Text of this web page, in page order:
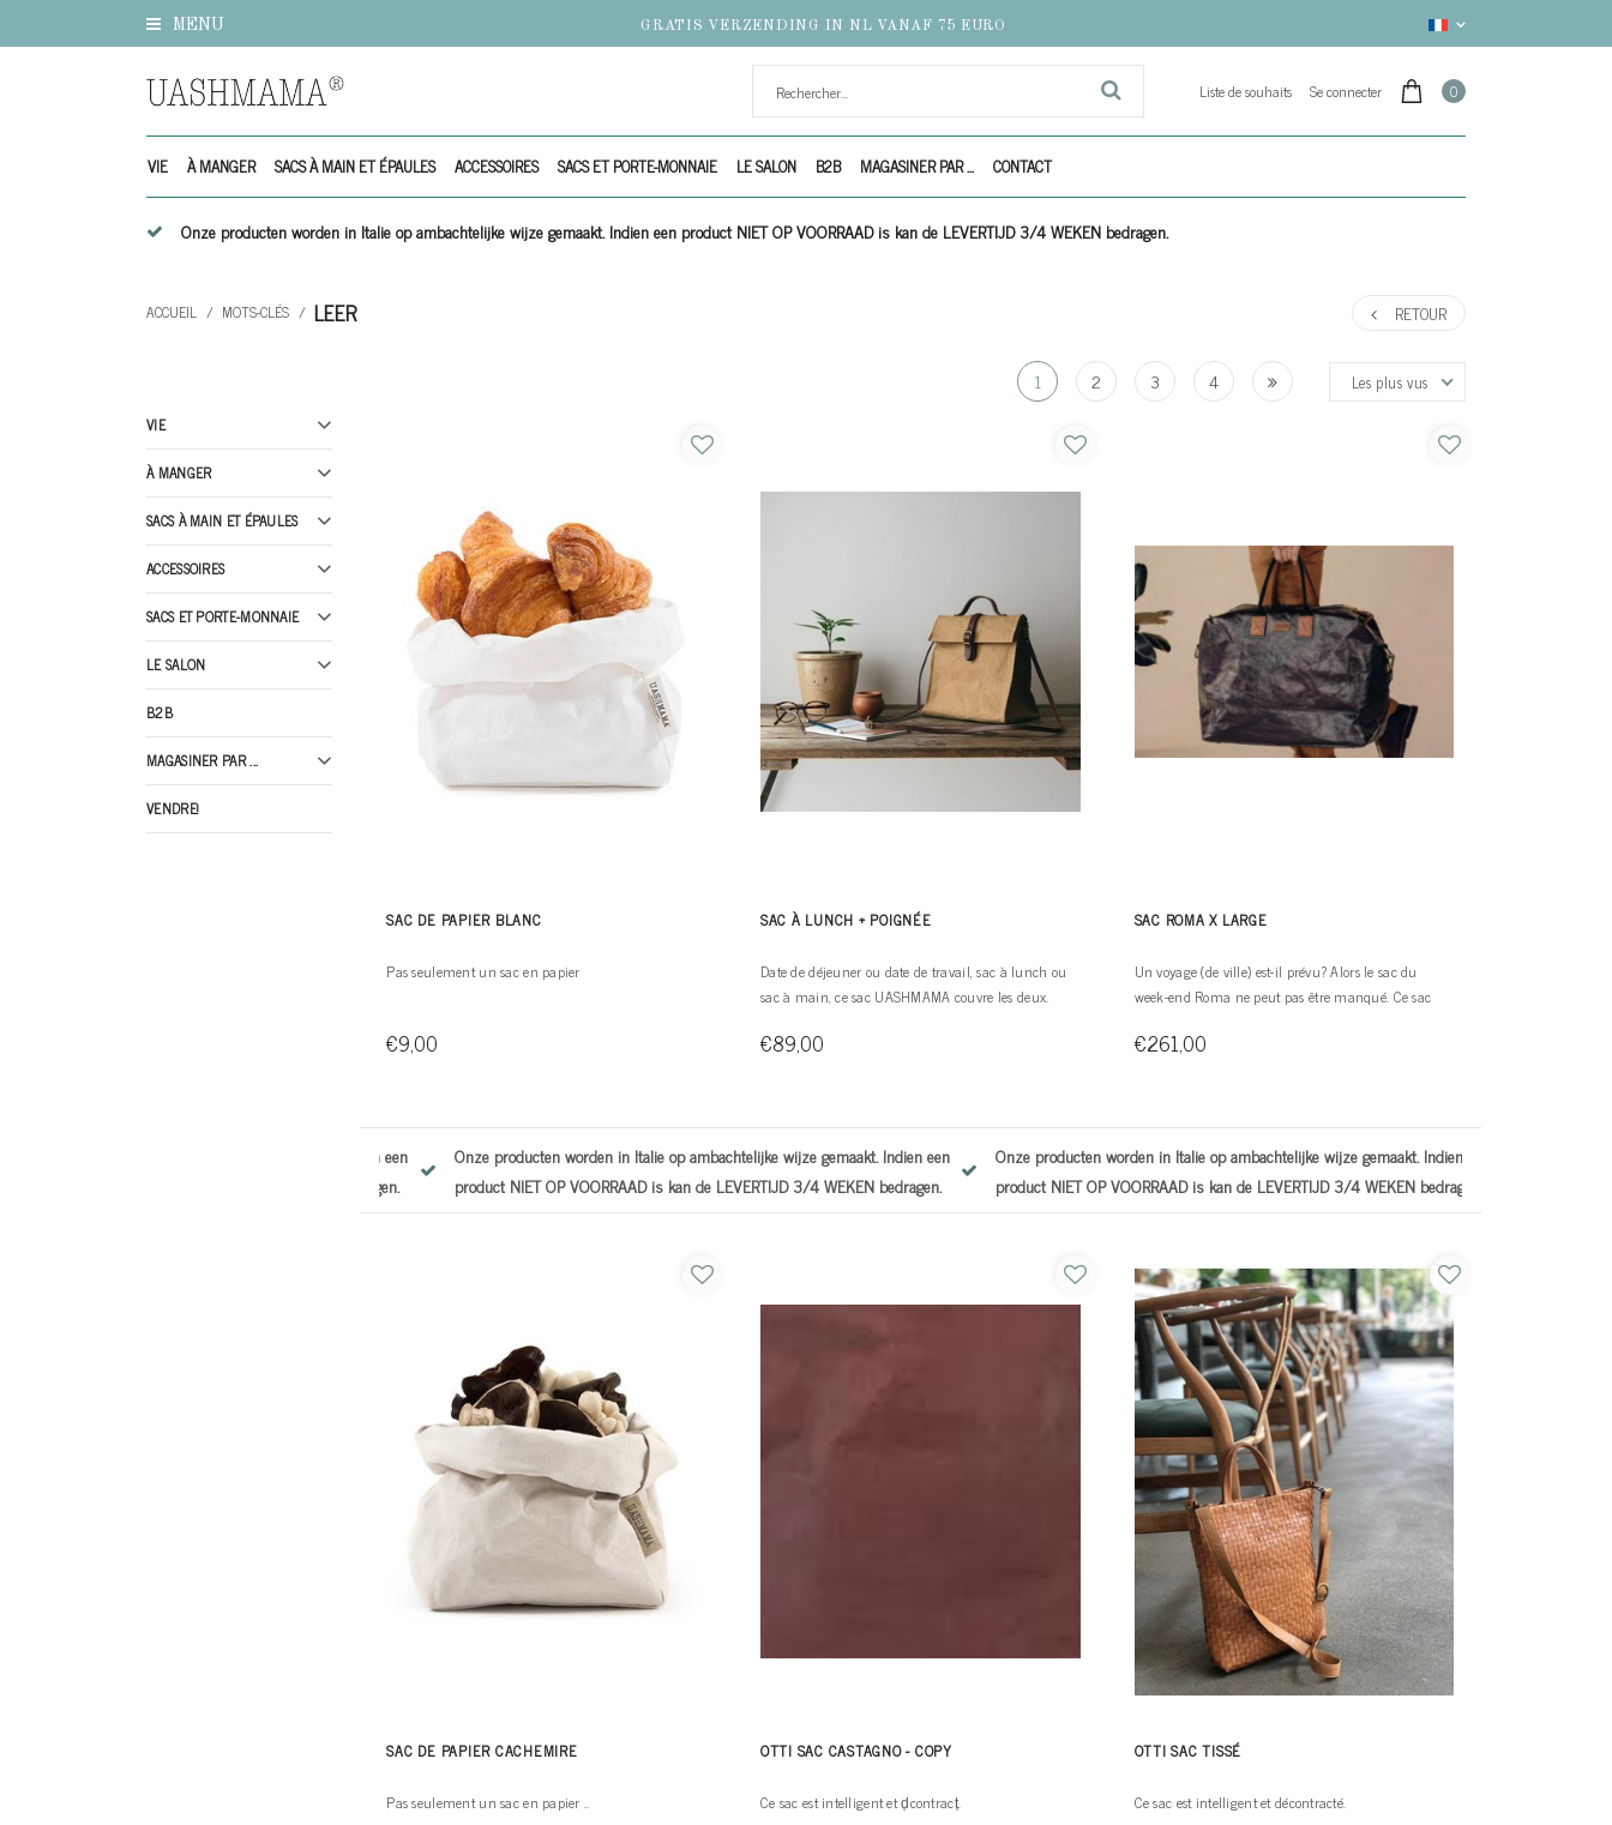
MENU GRATIS VERZENDING IN NL VANAF 75 EURO
Liste de souhaits Se connecter 0
VIE À MANGER SACS À MAIN ET ÉPAULES ACCESSOIRES SACS ET PORTE-MONNAIE LE SALON B2B MAGASINER PAR ... CONTACT
Onze producten worden in Italie op ambachtelijke wijze gemaakt. Indien een product NIET OP VOORRAAD is kan de LEVERTIJD 3/4 WEKEN bedragen.
ACCUEIL / MOTS-CLÉS / LEER RETOUR
1 2 3 4
Les plus vus
VIE
À MANGER
SACS À MAIN ET ÉPAULES
ACCESSOIRES
SACS ET PORTE-MONNAIE
LE SALON
B2B
MAGASINER PAR ...
VENDRE!
SAC DE PAPIER BLANC
Pas seulement un sac en papier
€9,00
SAC À LUNCH + POIGNÉE
Date de déjeuner ou date de travail, sac à lunch ou
sac à main, ce sac UASHMAMA couvre les deux.
€89,00
SAC ROMA X LARGE
Un voyage (de ville) est-il prévu? Alors le sac du
week-end Roma ne peut pas être manqué. Ce sac
€261,00
Onze producten worden in Italie op ambachtelijke wijze gemaakt. Indien een
product NIET OP VOORRAAD is kan de LEVERTIJD 3/4 WEKEN bedragen.
Onze producten worden in Italie op ambachtelijke wijze gemaakt. Indien een
product NIET OP VOORRAAD is kan de LEVERTIJD 3/4 WEKEN bedragen.
SAC DE PAPIER CACHEMIRE
Pas seulement un sac en papier ..
OTTI SAC CASTAGNO - COPY
Ce sac est intelligent et d̩contract̩.
OTTI SAC TISSÉ
Ce sac est intelligent et décontracté.